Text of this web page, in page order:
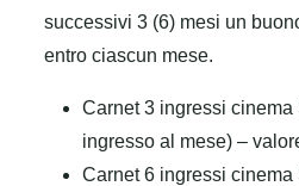
successivi 3 (6) mesi un
entro ciascun mese.
Carnet 3 ingressi cinema
ingresso al mese) –
Carnet 6 ingressi cinema